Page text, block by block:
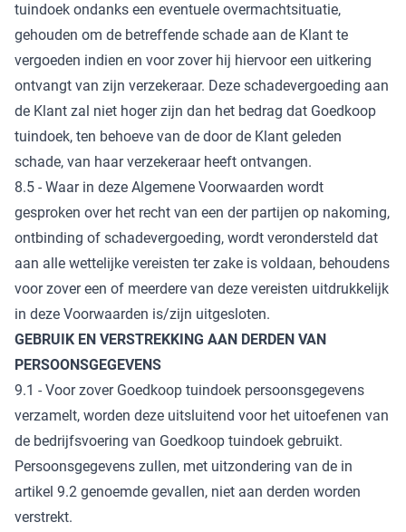
tuindoek ondanks een eventuele overmachtsituatie,
gehouden om de betreffende schade aan de Klant te
vergoeden indien en voor zover hij hiervoor een uitkering
ontvangt van zijn verzekeraar. Deze schadevergoeding aan
de Klant zal niet hoger zijn dan het bedrag dat Goedkoop
tuindoek, ten behoeve van de door de Klant geleden
schade, van haar verzekeraar heeft ontvangen.
8.5 - Waar in deze Algemene Voorwaarden wordt
gesproken over het recht van een der partijen op nakoming,
ontbinding of schadevergoeding, wordt verondersteld dat
aan alle wettelijke vereisten ter zake is voldaan, behoudens
voor zover een of meerdere van deze vereisten uitdrukkelijk
in deze Voorwaarden is/zijn uitgesloten.
GEBRUIK EN VERSTREKKING AAN DERDEN VAN
PERSOONSGEGEVENS
9.1 - Voor zover Goedkoop tuindoek persoonsgegevens
verzamelt, worden deze uitsluitend voor het uitoefenen van
de bedrijfsvoering van Goedkoop tuindoek gebruikt.
Persoonsgegevens zullen, met uitzondering van de in
artikel 9.2 genoemde gevallen, niet aan derden worden
verstrekt.